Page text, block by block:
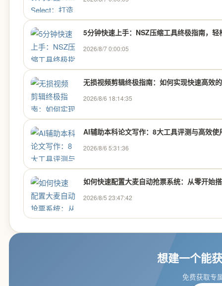
5分钟快速上手：NSZ压缩工具终极指南，
2026/8/7 0:00:05
无损视频剪辑终极指南：如何实现快速高效
2026/8/6 18:14:35
AI辅助本科论文写作：8大工具评测与高效使
2026/8/6 5:31:36
如何快速配置大麦自动抢票系统：从零开始
2026/8/5 23:47:42
想建一个能
免费获取专